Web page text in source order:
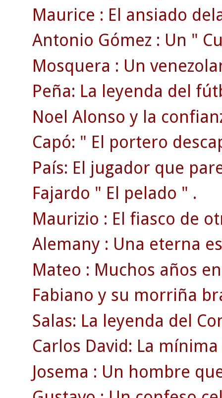
Maurice : El ansiado
Antonio Gómez : Un "
Mosquera : Un
Peña: La leyenda del
Noel Alonso y la
Capó: " El portero
País: El jugador que
Fajardo " El pelado " .
Maurizio : El fiasco de
Alemany : Una eterna
Mateo : Muchos años
Fabiano y su morriña
Salas: La leyenda del
Carlos David: La
Josema : Un hombre